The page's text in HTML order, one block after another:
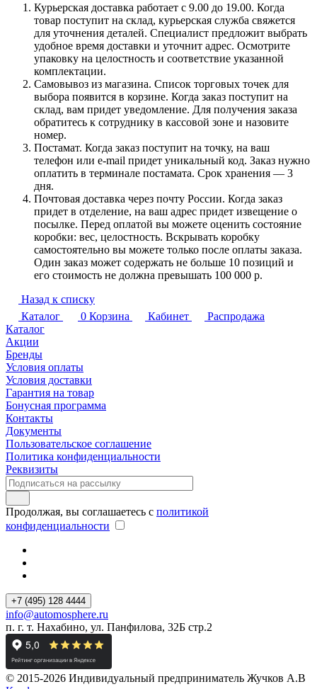
Курьерская доставка работает с 9.00 до 19.00. Когда
товар поступит на склад, курьерская служба свяжется
для уточнения деталей. Специалист предложит выбрать
удобное время доставки и уточнит адрес. Осмотрите
упаковку на целостность и соответствие указанной
комплектации.
Самовывоз из магазина. Список торговых точек для
выбора появится в корзине. Когда заказ поступит на
склад, вам придет уведомление. Для получения заказа
обратитесь к сотруднику в кассовой зоне и назовите
номер.
Постамат. Когда заказ поступит на точку, на ваш
телефон или e-mail придет уникальный код. Заказ нужно
оплатить в терминале постамата. Срок хранения — 3
дня.
Почтовая доставка через почту России. Когда заказ
придет в отделение, на ваш адрес придет извещение о
посылке. Перед оплатой вы можете оценить состояние
коробки: вес, целостность. Вскрывать коробку
самостоятельно вы можете только после оплаты заказа.
Один заказ может содержать не больше 10 позиций и
его стоимость не должна превышать 100 000 р.
Назад к списку
Каталог
0 Корзина Кабинет
Распродажа
Каталог
Акции
Бренды
Условия оплаты
Условия доставки
Гарантия на товар
Бонусная программа
Контакты
Документы
Пользовательское соглашение
Политика конфиденциальности
Реквизиты
Продолжая, вы соглашаетесь с политикой
конфиденциальности
+7 (495) 128 4444
info@automosphere.ru
п. г. т. Нахабино, ул. Панфилова, 32Б стр.2
© 2015-2026 Индивидуальный предприниматель Жучков А.В